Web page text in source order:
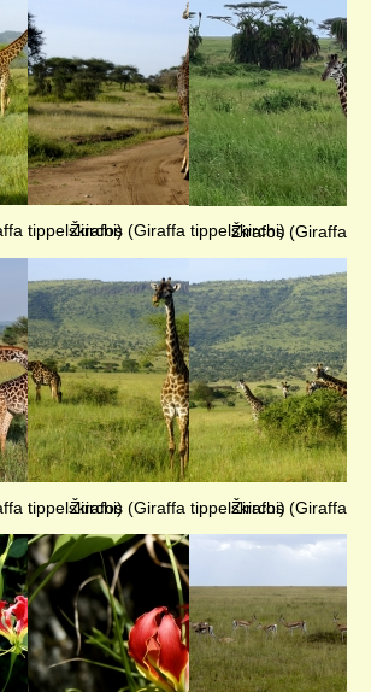
tippelskirchi)
Žirafos (Giraffa tippelskirchi)Žirafos (Giraffa
tippelskirchi)
Žirafos (Giraffa tippelskirchi)Žirafos (Giraffa